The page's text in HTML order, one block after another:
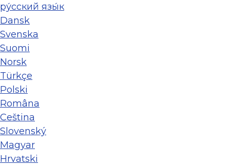
ру́сский язы́к
Dansk
Svenska
Suomi
Norsk
Türkçe
Polski
Româna
Ceština
Slovenský
Magyar
Hrvatski